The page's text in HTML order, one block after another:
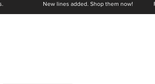
New lines added. Shop them now!